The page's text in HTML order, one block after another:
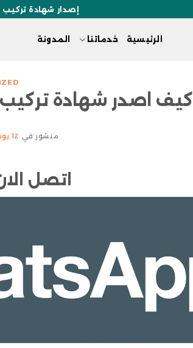
إصدار شهادة تركيب
الرئيسية خدماتنا المدونة
كيف اصدر شهادة تركيب ادوات
منشور في 12 يونيو، 2022
اتصل الان